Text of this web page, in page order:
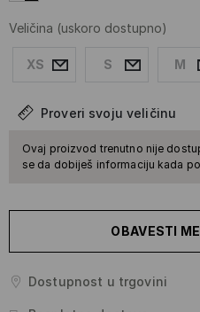
Veličina (uskoro dostupno)
XS S M
Proveri svoju veličinu
Ovaj proizvod trenutno nije
se da dobiješ informaciju kada
OBAVESTI ME
Dostupnost u trgovini